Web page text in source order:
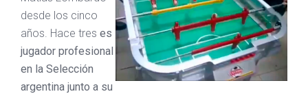
desde los cinco
años. Hace tres es
jugador profesional
en la Selección
argentina junto a su